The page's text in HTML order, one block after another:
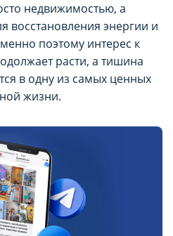
недвижимостью, а
восстановления энергии и
поэтому интерес к
расти, а тишина
в одну из самых ценных
жизни.